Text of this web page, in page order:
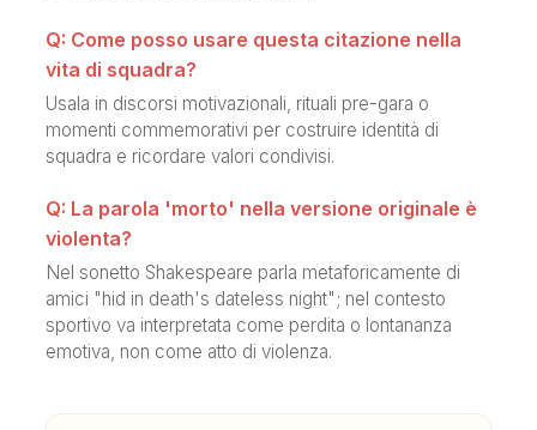
Q: Come posso usare questa citazione nella
vita di squadra?
Usala in discorsi motivazionali, rituali pre-gara o
momenti commemorativi per costruire identità di
squadra e ricordare valori condivisi.
Q: La parola 'morto' nella versione originale è
violenta?
Nel sonetto Shakespeare parla metaforicamente di
amici "hid in death's dateless night"; nel contesto
sportivo va interpretata come perdita o lontananza
emotiva, non come atto di violenza.